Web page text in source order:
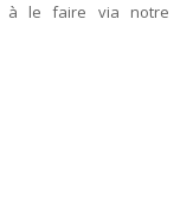
à le faire via notre